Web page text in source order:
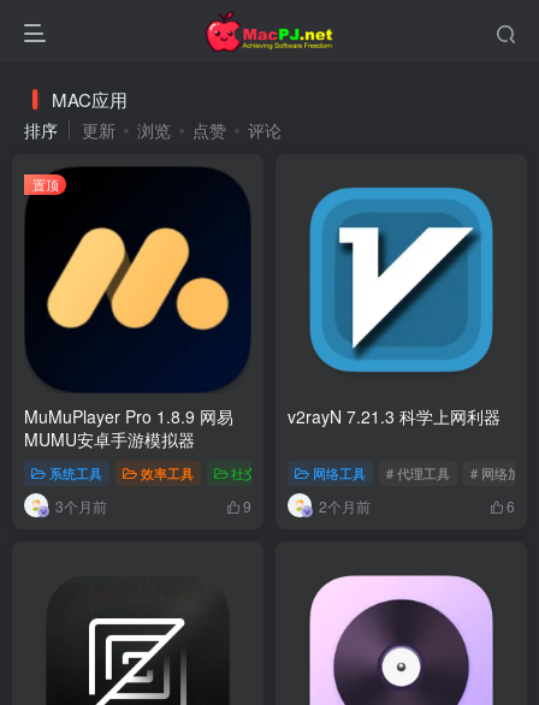
MAC应用
排序 更新 浏览 点赞 评论
置顶
MuMuPlayer Pro 1.8.9 网易
MUMU安卓手游模拟器
系统工具 效率工具 社交聊天 专享资源 # 屏幕录制 # 虚拟机
3个月前 9
v2rayN 7.21.3 科学上网利器
网络工具 # 代理工具 # 网络加速
2个月前 6